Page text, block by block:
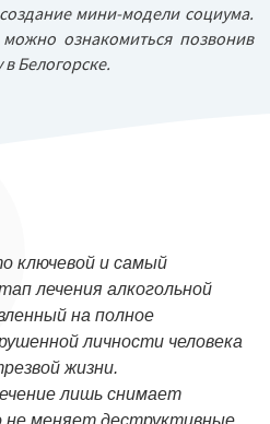
мини-модели социума.
ознакомиться позвонив
Белогорске.
ключевой и самый
лечения алкогольной
на полное
личности человека
жизни.
лишь снимает
не меняет деструктивные